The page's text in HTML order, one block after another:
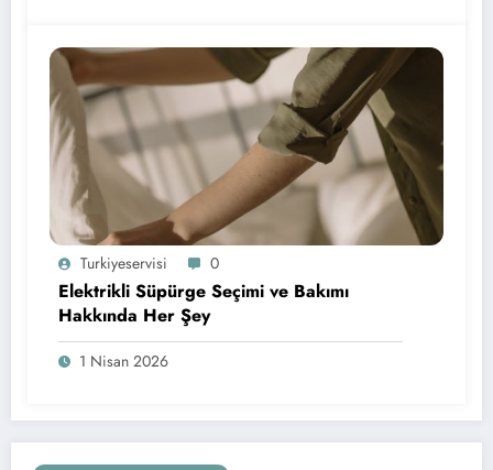
Turkiyeservisi 0
Elektrikli Süpürge Seçimi ve Bakımı
Hakkında Her Şey
1 Nisan 2026